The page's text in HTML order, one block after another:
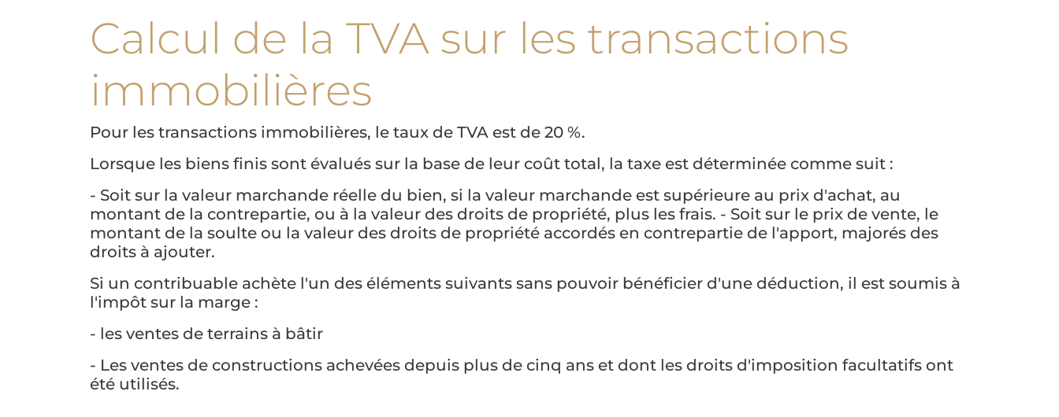
Calcul de la TVA sur les transactions
immobilières
Pour les transactions immobilières, le taux de TVA est de 20 %.
Lorsque les biens finis sont évalués sur la base de leur coût total, la taxe est déterminée comme suit :
- Soit sur la valeur marchande réelle du bien, si la valeur marchande est supérieure au prix d'achat, au
montant de la contrepartie, ou à la valeur des droits de propriété, plus les frais. - Soit sur le prix de vente, le
montant de la soulte ou la valeur des droits de propriété accordés en contrepartie de l'apport, majorés des
droits à ajouter.
Si un contribuable achète l'un des éléments suivants sans pouvoir bénéficier d'une déduction, il est soumis à
l'impôt sur la marge :
- les ventes de terrains à bâtir
- Les ventes de constructions achevées depuis plus de cinq ans et dont les droits d'imposition facultatifs ont
été utilisés.